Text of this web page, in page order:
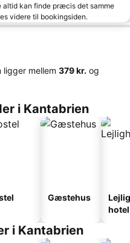
altid kan finde præcis det samme
videre til bookingsiden.
ligger mellem ‎379 kr. og
i Kantabrien
Gæstehus
hotel
i Kantabrien